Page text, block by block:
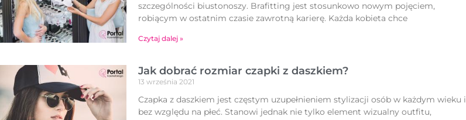
szczególności biustonoszy. Brafitting jest stosunkowo nowym pojęciem,
robiącym w ostatnim czasie zawrotną karierę. Każda kobieta chce
Czytaj dalej »
Jak dobrać rozmiar czapki z daszkiem?
13 września 2021
Czapka z daszkiem jest częstym uzupełnieniem stylizacji osób w każdym wieku i
bez względu na płeć. Stanowi jednak nie tylko element wizualny outfitu,